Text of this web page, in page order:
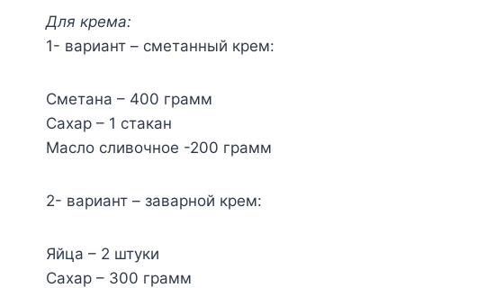
Для крема:
1- вариант – сметанный крем:
Сметана – 400 грамм
Сахар – 1 стакан
Масло сливочное -200 грамм
2- вариант – заварной крем:
Яйца – 2 штуки
Сахар – 300 грамм